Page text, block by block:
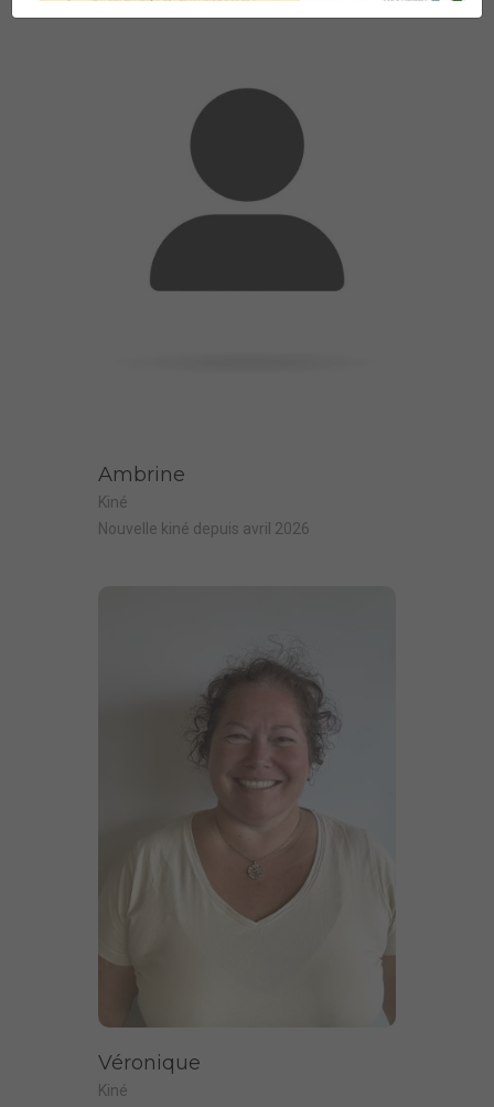
Ambrine
Kiné
Nouvelle kiné depuis avril 2026
Véronique
Kiné